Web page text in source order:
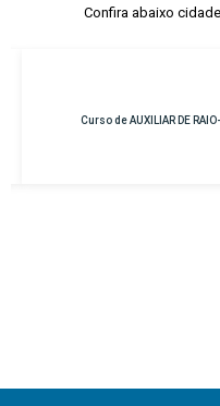
Confira abaixo
em Avenidade